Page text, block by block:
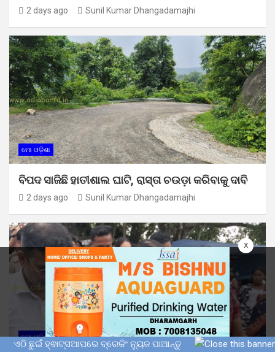
x
2 days ago Sunil Kumar Dhangadamajhi
ମୋ ଓଡ଼ିଶା
ବିପଦ ସାଜିଛି ହାତୀଶାଲ ଘାଟି, ରାସ୍ତା ଚଉଡ଼ା କରିବାକୁ ଦାବି
2 days ago Sunil Kumar Dhangadamajhi
ମୋ ଓଡ଼ିଶା
ଏଠି ଛୁଇଁ ହ୍ଵାଟ୍ସଆପରେ ବ୍ରେକିଂ ନ୍ୟୁଜ ପାଆନ୍ତୁ